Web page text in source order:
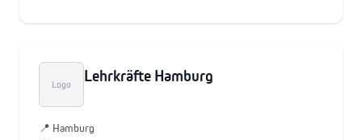
Logo Lehrkräfte Hamburg
📍 Hamburg